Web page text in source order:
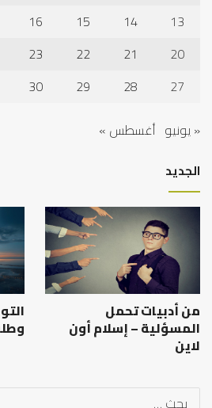
13
14
15
16
20
21
22
23
27
28
29
30
« يونيو أغسطس »
الجديد
من أدبيات تحمل
المسؤلية – إسلام أون
لاين